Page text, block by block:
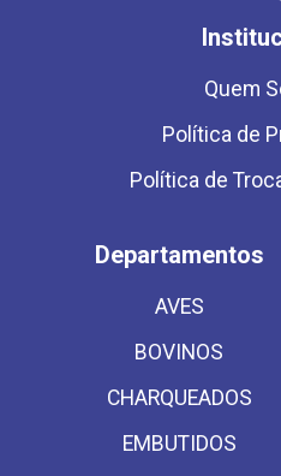
Quem
Política de
Política de
Departamentos
AVES
BOVINOS
CHARQUEADOS
EMBUTIDOS